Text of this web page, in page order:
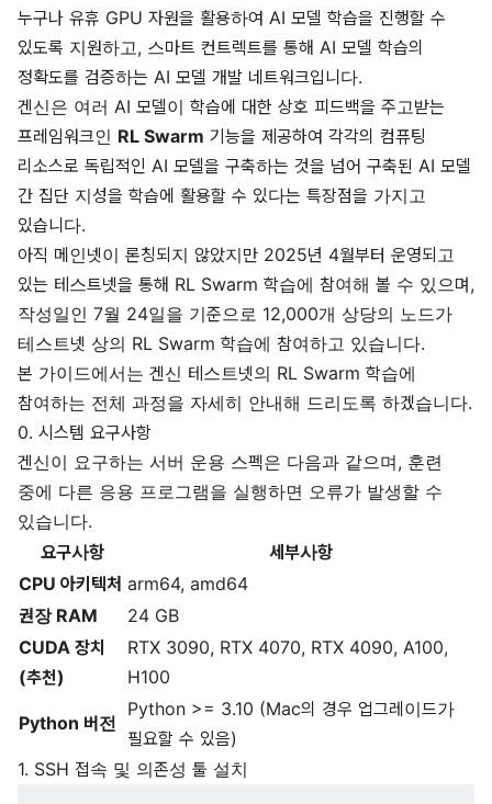
누구나 유휴 GPU 자원을 활용하여 AI 모델 학습을 진행할 수
있도록 지원하고, 스마트 컨트렉트를 통해 AI 모델 학습의
정확도를 검증하는 AI 모델 개발 네트워크입니다.
겐신은 여러 AI 모델이 학습에 대한 상호 피드백을 주고받는
프레임워크인 RL Swarm 기능을 제공하여 각각의 컴퓨팅
리소스로 독립적인 AI 모델을 구축하는 것을 넘어 구축된 AI 모델
간 집단 지성을 학습에 활용할 수 있다는 특장점을 가지고
있습니다.
아직 메인넷이 론칭되지 않았지만 2025년 4월부터 운영되고
있는 테스트넷을 통해 RL Swarm 학습에 참여해 볼 수 있으며,
작성일인 7월 24일을 기준으로 12,000개 상당의 노드가
테스트넷 상의 RL Swarm 학습에 참여하고 있습니다.
본 가이드에서는 겐신 테스트넷의 RL Swarm 학습에
참여하는 전체 과정을 자세히 안내해 드리도록 하겠습니다.
0. 시스템 요구사항
겐신이 요구하는 서버 운용 스펙은 다음과 같으며, 훈련
중에 다른 응용 프로그램을 실행하면 오류가 발생할 수
있습니다.
요구사항
세부사항
CPU 아키텍처 arm64, amd64
권장 RAM
24 GB
CUDA 장치
(추천)
RTX 3090, RTX 4070, RTX 4090, A100,
H100
Python 버전
Python >= 3.10 (Mac의 경우 업그레이드가
필요할 수 있음)
1. SSH 접속 및 의존성 툴 설치